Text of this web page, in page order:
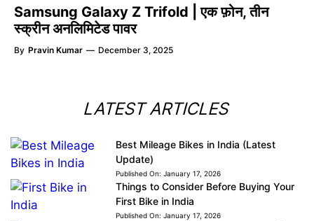
Samsung Galaxy Z Trifold | एक फ़ोन, तीन
स्क्रीन अनलिमिटेड पावर
By Pravin Kumar — December 3, 2025
LATEST ARTICLES
Best Mileage Bikes in India (Latest
Update)
Published On: January 17, 2026
Things to Consider Before Buying Your
First Bike in India
Published On: January 17, 2026